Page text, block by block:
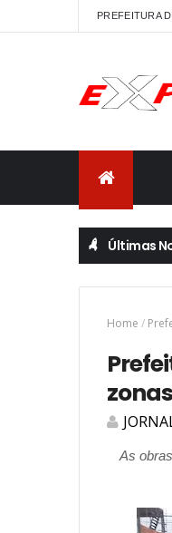
PREFEITURA
Últimas
Home /
As